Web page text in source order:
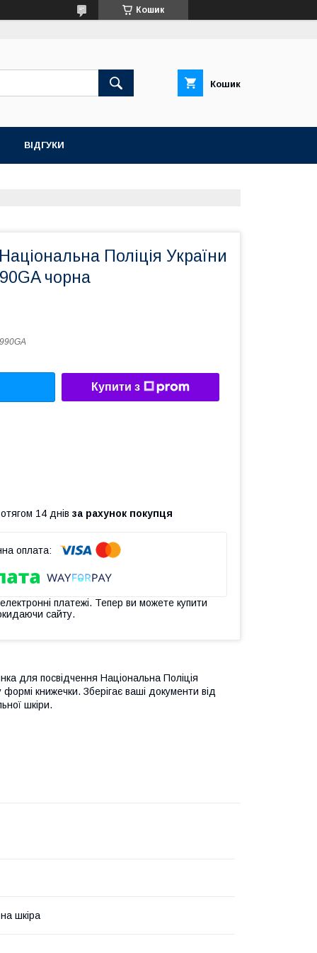
Кошик
Кошик
ВІДГУКИ
Поліція України
чорна
Купити з
14 днів за рахунок покупця
платежі. Тепер ви можете купити
сайту.
для посвідчення Національна Поліція
формі книжечки. Зберігає ваші документи від
шкіри.
шкіра